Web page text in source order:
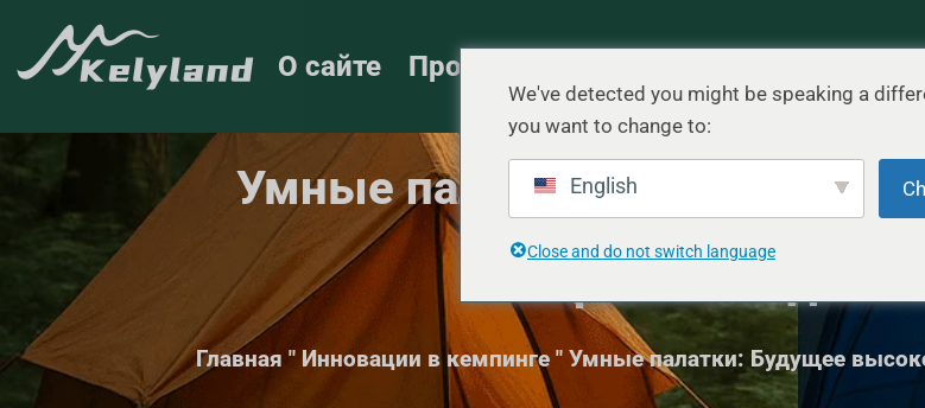
О сайте Продукт
Умные палатки: Будущее
Главная " Инновации в кемпинге" Умные палатки: Будущее
We've detected you might be speaking a
you want to change to:
English
Close and do not switch language